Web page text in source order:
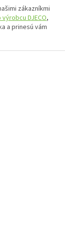
zákazníkmi
DJECO,
a prinesú vám